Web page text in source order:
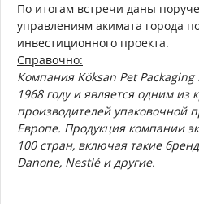
По итогам встречи даны
управлениям акимата города
инвестиционного проекта.
Справочно:
Компания Köksan Pet
1968 году и является одним из
производителей упаковочной
Европе. Продукция компании
100 стран, включая такие
Danone, Nestlé и другие.